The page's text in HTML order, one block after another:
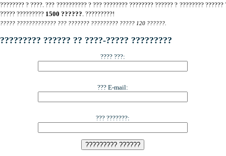
???????? ? ????. ??? ?????????? ? ??? ???????? ???????? ?????? ? ???????? ??????
????? ????????? 1500 ??????. ?????????!
????? ????????????? ??? ??????? ????????? ????? 120 ??????.
????????? ?????? ?? ????-????? ?????????
???? ???:
??? E-mail:
??? ???????: